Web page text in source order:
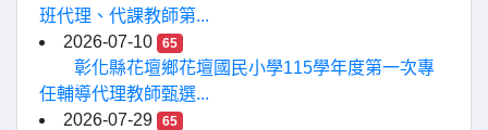
班代理、代課教師第...
2026-07-10
65
彰化縣花壇鄉花壇國民小學115學年度第一次專
任輔導代理教師甄選...
2026-07-29
65